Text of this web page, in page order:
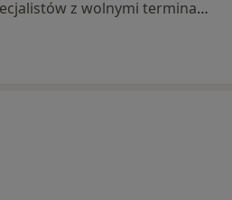
Brak dostępnych specjalistów z wolnymi terminami w tym centrum medycznym.